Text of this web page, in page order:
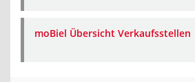
moBiel Übersicht Verkaufsstellen